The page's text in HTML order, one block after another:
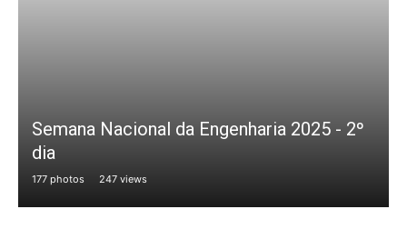
Semana Nacional da Engenharia 2025 - 2º
dia
177 photos 247 views